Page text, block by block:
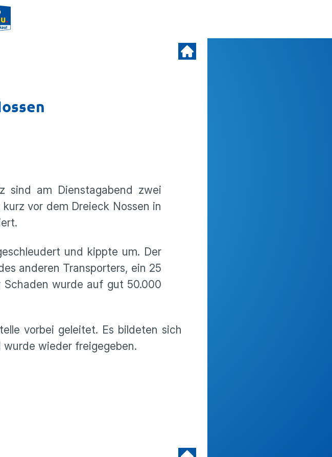
sind am Dienstagabend zwei
vor dem Dreieck Nossen in
und kippte um. Der
anderen Transporters, ein 25
Schaden wurde auf gut 50.000
vorbei geleitet. Es bildeten sich
wieder freigegeben.